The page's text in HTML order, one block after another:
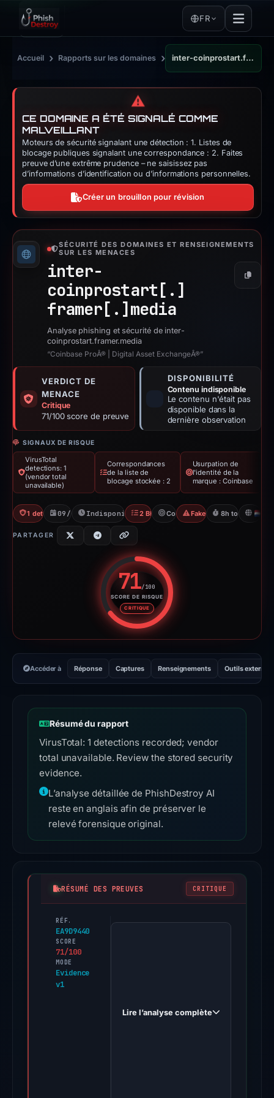
FR
Accueil › Rapports sur les domaines › inter-coinprostart.framer.media
⚠️
CE DOMAINE A ÉTÉ SIGNALÉ COMME
MALVEILLANT
Moteurs de sécurité signalant une détection : 1. Listes de
blocage publiques signalant une correspondance : 2. Faites
preuve d’une extrême prudence – ne saisissez pas
d’informations d’identification ou d’informations personnelles.
Créer un brouillon pour révision
SÉCURITÉ DES DOMAINES ET RENSEIGNEMENTS
SUR LES MENACES
inter-
coinprostart[.]
framer[.] media
Copier
Analyse phishing et sécurité de inter-
coinprostart.framer.media
“Coinbase ProÂ® | Digital Asset ExchangeÂ®”
VERDICT DE
MENACE
Critique
71/100 score de preuve
DISPONIBILITÉ
Contenu indisponible
Le contenu n'était pas
disponible dans la
dernière observation
SIGNAUX DE RISQUE
VirusTotal
detections: 1
(vendor total
unavailable)
Correspondances
de la liste de
blocage stockée : 2
Usurpation de
l'identité de la
marque : Coinbase
1 detections VT09/05/2026Indisponible depuis 06/06/2026
2 BlocklistsCoinbaseFake Exchange
8h to
PARTAGER
71/100
SCORE DE RISQUE
CRITIQUE
Score de risque : 71 sur 100.
Accéder à Réponse Captures Renseignements Outils externes
Résumé du rapport
VirusTotal: 1 detections recorded; vendor
total unavailable. Review the stored security
evidence.
L’analyse détaillée de PhishDestroy AI
reste en anglais afin de préserver le
relevé forensique original.
RÉSUMÉ DES PREUVES CRITIQUE
RÉF.
EA9D9440
SCORE
71/100
MODE
Evidence
v1
PhishDestroy
MayLire l’analyse complète